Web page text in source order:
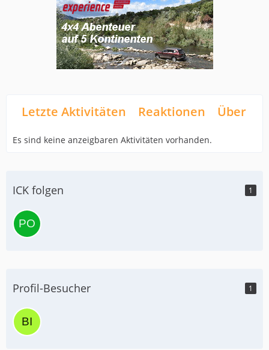
Letzte Aktivitäten Reaktionen Über
Es sind keine anzeigbaren Aktivitäten vorhanden.
ICK folgen 1
Profil-Besucher 1